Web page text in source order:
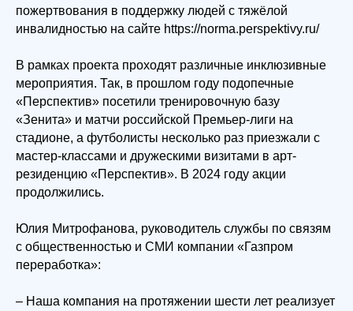
пожертвования в поддержку людей с тяжёлой
инвалидностью на сайте https://norma.perspektivy.ru/
В рамках проекта проходят различные инклюзивные
мероприятия. Так, в прошлом году подопечные
«Перспектив» посетили тренировочную базу
«Зенита» и матчи российской Премьер-лиги на
стадионе, а футболисты несколько раз приезжали с
мастер-классами и дружескими визитами в арт-
резиденцию «Перспектив». В 2024 году акции
продолжились.
Юлия Митрофанова, руководитель службы по связям
с общественностью и СМИ компании «Газпром
переработка»:
– Наша компания на протяжении шести лет реализует